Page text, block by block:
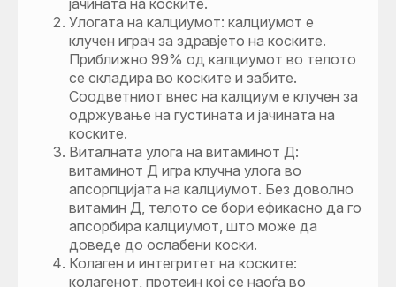
Улогата на калциумот: калциумот е
клучен играч за здравјето на коските.
Приближно 99% од калциумот во телото
се складира во коските и забите.
Соодветниот внес на калциум е клучен за
одржување на густината и јачината на
коските.
Виталната улога на витаминот Д:
витаминот Д игра клучна улога во
апсорпцијата на калциумот. Без доволно
витамин Д, телото се бори ефикасно да го
апсорбира калциумот, што може да
доведе до ослабени коски.
Колаген и интегритет на коските:
колагенот, протеин кој се наоѓа во